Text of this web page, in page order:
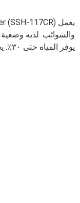
يوفر المياه حتى ٣٠٪. يحتوي على فلتر CleanMax واحد.